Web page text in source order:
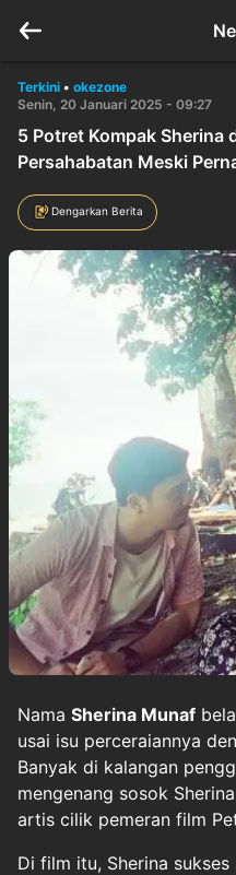
Terkini • okezone
Senin, 20 Januari 2025 - 09:27
5 Potret Kompak Sherina
Persahabatan Meski
Dengarkan Berita
Nama Sherina Munaf
usai isu perceraiannya
Banyak di kalangan
mengenang sosok
artis cilik pemeran film
Di film itu, Sherina